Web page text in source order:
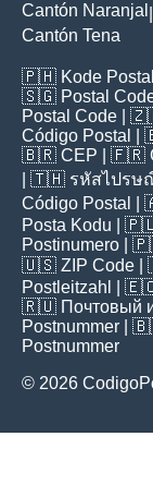
Cantón Naranjal
Cantón Tena
🇵🇭 Kode Postal
🇸🇬 Postal
Postal Code |
Código Postal
|
🇧🇷 CEP | 🇫🇷
| 🇹🇭 รหัสไปรษ
Código Postal
|
Posta Kodu |
Postinumero |
🇺🇸 ZIP Code |
Postleitzahl
|
🇷🇺 Почтовый
Postnummer |
Postnummer
© 2026